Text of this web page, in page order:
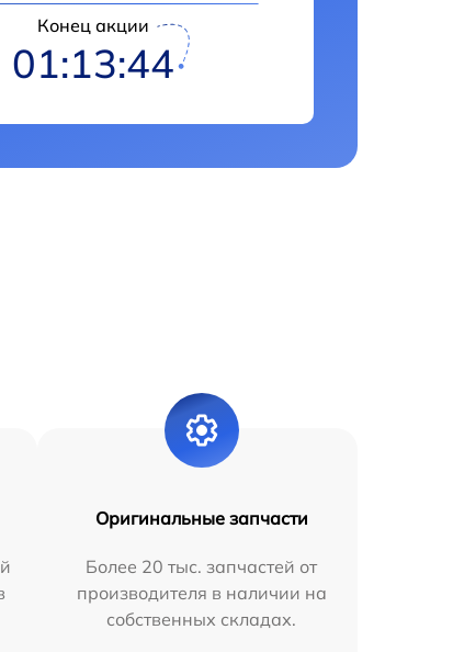
Конец акции
01:13:43
Оригинальные запчасти
Более 20 тыс. запчастей от
производителя в наличии на
собственных складах.